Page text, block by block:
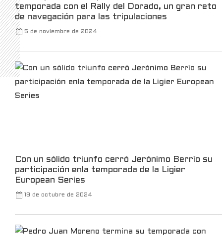
Kalshi Traders @kalshitrade · 3 Mar
watch market, in partnership with Bezel.
Robinhood @robinhoodapp 3 Mar
all the announcements made at Robinhood
temporada con el Rally del Dorado, un gran reto
de navegación para las tripulaciones
5 de noviembre de 2024
Con un sólido triunfo cerró Jerónimo Berrío su
participación enla temporada de la Ligier
European Series
19 de octubre de 2024